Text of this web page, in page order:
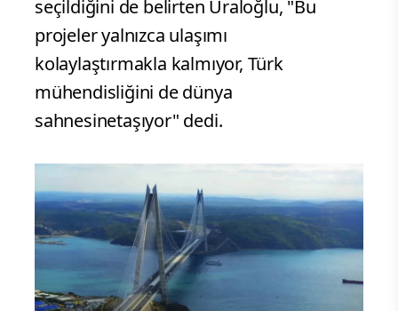
seçildiğini de belirten Uraloğlu, "Bu
projeler yalnızca ulaşımı
kolaylaştırmakla kalmıyor, Türk
mühendisliğini de dünya
sahnesinetaşıyor" dedi.